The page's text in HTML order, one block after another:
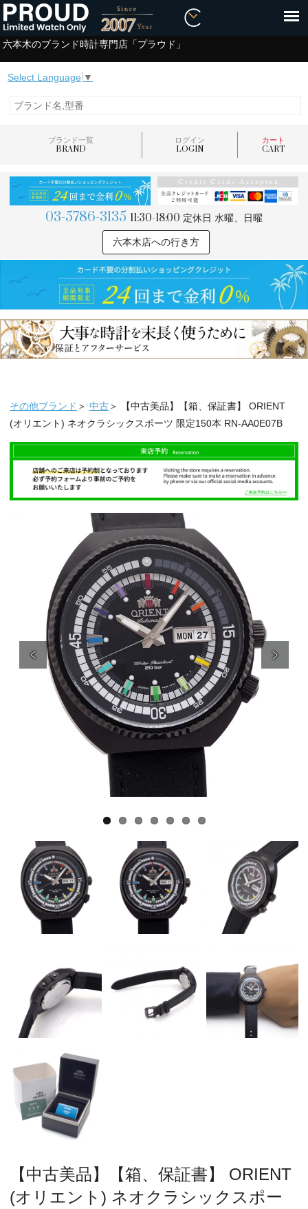
六本木のブランド時計専門店「プラウド」
Select Language ▼
ブランド一覧
BRAND
ログイン
LOGIN
カート
CART
03-5786-3135 11:30-18:00 定休日 水曜、日曜
六本木店への行き方
その他ブランド ＞ 中古＞ 【中古美品】【箱、保証書】 ORIENT
(オリエント) ネオクラシックスポーツ 限定150本 RN-AA0E07B
【中古美品】【箱、保証書】 ORIENT
(オリエント) ネオクラシックスポー